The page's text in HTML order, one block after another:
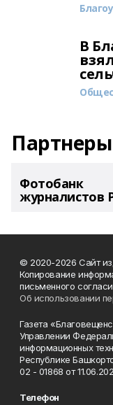
В
Партнеры
Фотобанк
журналистов
© 2020-2026 Сайт
Копирование
письменного
Об использовании
Газета
Управлении
информационных
Республике
02 - 01868 от
Телефон